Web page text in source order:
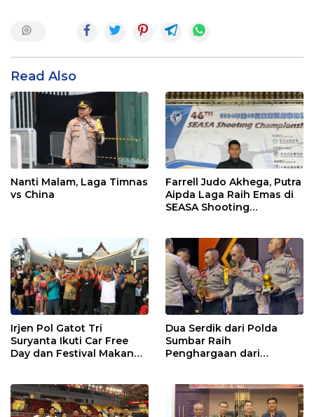
Read Also
Nanti Malam, Laga Timnas
vs China
Farrell Judo Akhega, Putra
Aipda Laga Raih Emas di
SEASA Shooting
Irjen Pol Gatot Tri
Suryanta Ikuti Car Free
Day dan Festival Makan
Dua Serdik dari Polda
Sumbar Raih
Penghargaan dari